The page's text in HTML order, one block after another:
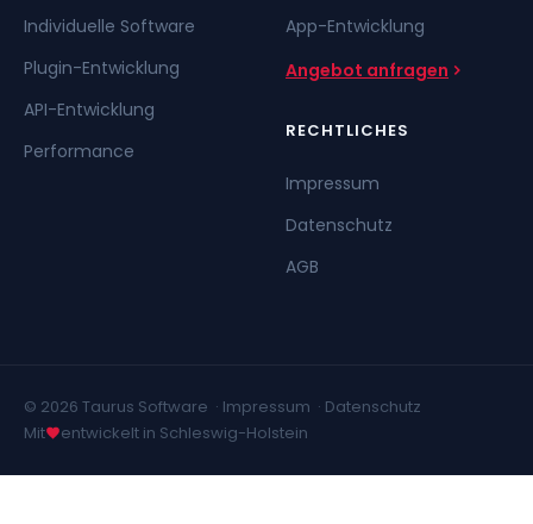
Individuelle Software
Plugin-Entwicklung
API-Entwicklung
Performance
App-Entwicklung
Angebot anfragen
RECHTLICHES
Impressum
Datenschutz
AGB
© 2026 Taurus Software · Impressum · Datenschutz
Mit
entwickelt in Schleswig-Holstein